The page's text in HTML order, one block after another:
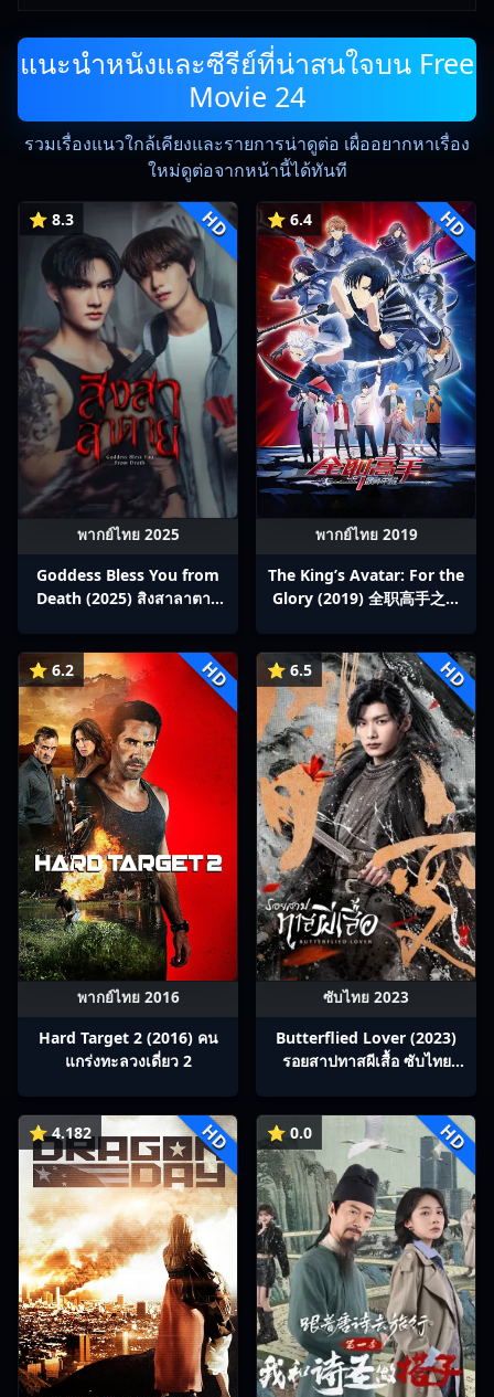
แนะนำหนังและซีรีย์ที่น่าสนใจบน Free
Movie 24
รวมเรื่องแนวใกล้เคียงและรายการน่าดูต่อ เผื่ออยากหาเรื่อง
ใหม่ดูต่อจากหน้านี้ได้ทันที
⭐ 8.3 HD
พากย์ไทย 2025
Goddess Bless You from
Death (2025) สิงสาลาตาย
⭐ 6.4 HD
พากย์ไทย 2019
The King’s Avatar: For the
Glory (2019) 全职高手之巅
⭐ 6.2 HD
พากย์ไทย 2016
Hard Target 2 (2016) คน
แกร่งทะลวงเดี่ยว 2
⭐ 6.5 HD
ซับไทย 2023
Butterflied Lover (2023)
รอยสาปทาสผีเสื้อ ซับไทย
⭐ 4.182 HD ⭐ 0.0 HD